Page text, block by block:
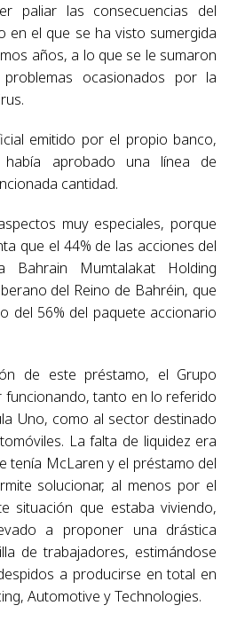
paliar las consecuencias del
en el que se ha visto sumergida
años, a lo que se le sumaron
ocasionados por la
emitido por el propio banco,
aprobado una línea de
cantidad.
muy especiales, porque
que el 44% de las acciones del
Bahrain Mumtalakat Holding
del Reino de Bahréin, que
del 56% del paquete accionario
de este préstamo, el Grupo
funcionando, tanto en lo referido
Uno, como al sector destinado
La falta de liquidez era
tenía McLaren y el préstamo del
solucionar, al menos por el
situación que estaba viviendo,
a proponer una drástica
de trabajadores, estimándose
a producirse en total en
Automotive y Technologies.